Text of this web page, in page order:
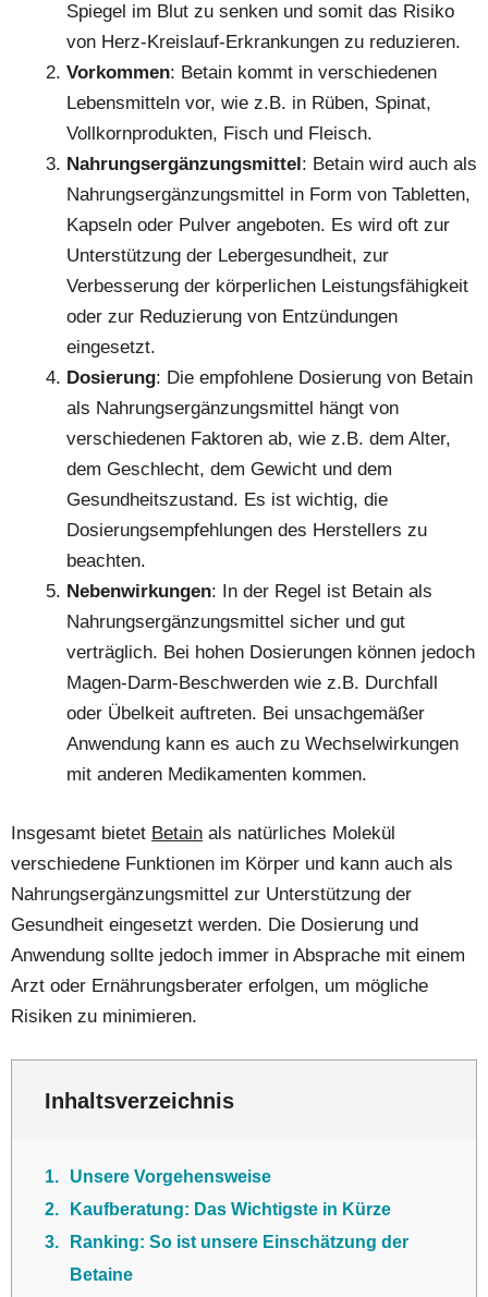
Spiegel im Blut zu senken und somit das Risiko
von Herz-Kreislauf-Erkrankungen zu reduzieren.
Vorkommen: Betain kommt in verschiedenen
Lebensmitteln vor, wie z.B. in Rüben, Spinat,
Vollkornprodukten, Fisch und Fleisch.
Nahrungsergänzungsmittel : Betain wird auch als
Nahrungsergänzungsmittel in Form von Tabletten,
Kapseln oder Pulver angeboten. Es wird oft zur
Unterstützung der Lebergesundheit, zur
Verbesserung der körperlichen Leistungsfähigkeit
oder zur Reduzierung von Entzündungen
eingesetzt.
Dosierung: Die empfohlene Dosierung von Betain
als Nahrungsergänzungsmittel hängt von
verschiedenen Faktoren ab, wie z.B. dem Alter,
dem Geschlecht, dem Gewicht und dem
Gesundheitszustand. Es ist wichtig, die
Dosierungsempfehlungen des Herstellers zu
beachten.
Nebenwirkungen: In der Regel ist Betain als
Nahrungsergänzungsmittel sicher und gut
verträglich. Bei hohen Dosierungen können jedoch
Magen-Darm-Beschwerden wie z.B. Durchfall
oder Übelkeit auftreten. Bei unsachgemäßer
Anwendung kann es auch zu Wechselwirkungen
mit anderen Medikamenten kommen.
Insgesamt bietet Betain als natürliches Molekül
verschiedene Funktionen im Körper und kann auch als
Nahrungsergänzungsmittel zur Unterstützung der
Gesundheit eingesetzt werden. Die Dosierung und
Anwendung sollte jedoch immer in Absprache mit einem
Arzt oder Ernährungsberater erfolgen, um mögliche
Risiken zu minimieren.
Inhaltsverzeichnis
1
Unsere Vorgehensweise
2
Kaufberatung: Das Wichtigste in Kürze
3
Ranking: So ist unsere Einschätzung der
Betaine